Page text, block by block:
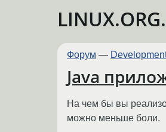
Форум —
Java
На чем бы вы
можно меньше боли.